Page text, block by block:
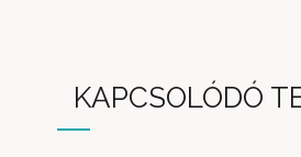
KAPCSOLÓDÓ